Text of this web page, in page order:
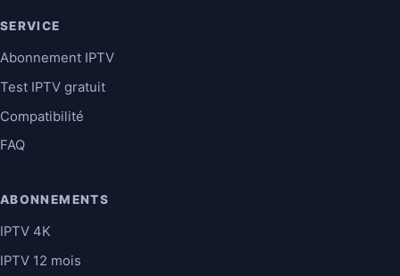
SERVICE
Abonnement IPTV
Test IPTV gratuit
Compatibilité
FAQ
ABONNEMENTS
IPTV 4K
IPTV 12 mois